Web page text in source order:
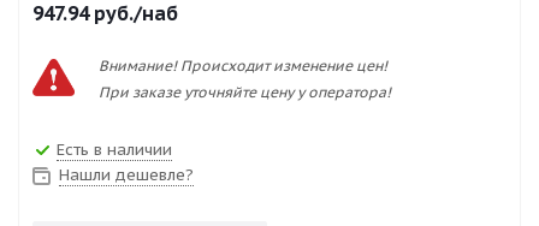
947.94руб./наб
Внимание! Происходит изменение цен!
При заказе уточняйте цену у оператора!
Есть в наличии
Нашли дешевле?